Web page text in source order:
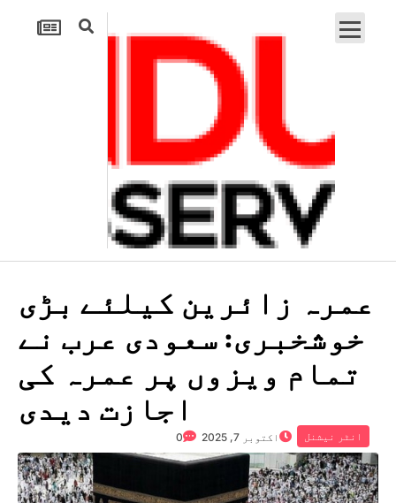
عمرہ زائرین کیلئے بڑی
خوشخبری: سعودی عرب نے
تمام ویزوں پر عمرہ کی
اجازت دیدی
انٹر نیشنل اکتوبر 7, 2025 0